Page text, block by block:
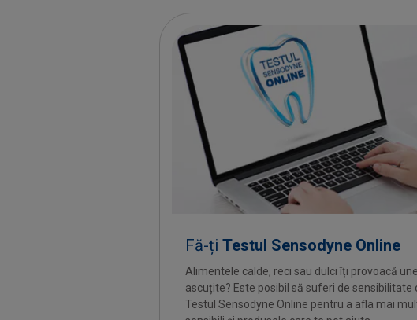
Fă-țiTestul Sensodyne Online
Alimentele calde, reci sau dulci îți provoacă
ascuțite? Este posibil să suferi de sensibilitate
Testul Sensodyne Online pentru a afla mai